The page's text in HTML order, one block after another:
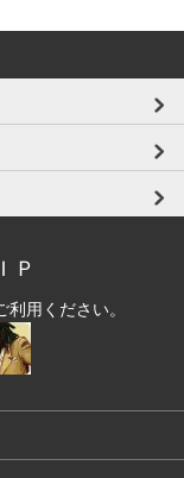
Ｐ
用ください。